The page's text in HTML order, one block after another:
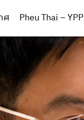
ศ Pheu Thai – YPP